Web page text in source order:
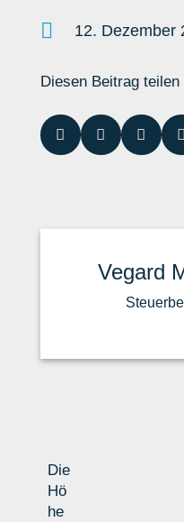
 12. Dezember
Diesen Beitrag teilen
   
Vegard
Die
Hö
he